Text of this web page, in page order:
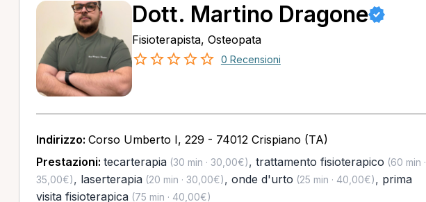
Dott. Martino Dragone
Fisioterapista, Osteopata
0 Recensioni
Indirizzo: Corso Umberto I, 229 - 74012 Crispiano (TA)
Prestazioni: tecarterapia(30 min · 30,00€), trattamento fisioterapico (60 min ·
35,00€), laserterapia(20 min · 30,00€), onde d'urto (25 min · 40,00€), prima
visita fisioterapica(75 min · 40,00€)